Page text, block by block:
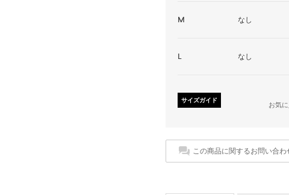
M なし
L なし
サイズガイド
お気
この商品に関するお問い合わ